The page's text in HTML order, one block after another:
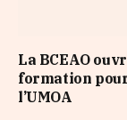
La BCEAO
formation
l’UMOA